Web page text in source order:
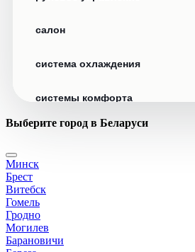
салон
система охлаждения
системы комфорта
стекла
стеклоочистители
топливная система
тормозная система
Выберите город в Беларуси
Минск
Брест
Витебск
Гомель
Гродно
Могилев
Барановичи